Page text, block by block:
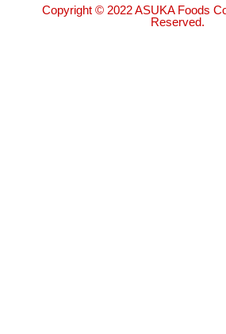
Copyright © 2022 ASUKA Foods
Reserved.